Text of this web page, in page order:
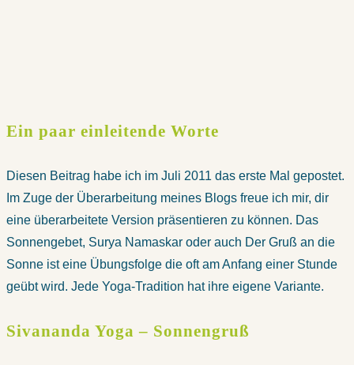
Ein paar einleitende Worte
Diesen Beitrag habe ich im Juli 2011 das erste Mal gepostet.
Im Zuge der Überarbeitung meines Blogs freue ich mir, dir
eine überarbeitete Version präsentieren zu können. Das
Sonnengebet, Surya Namaskar oder auch Der Gruß an die
Sonne ist eine Übungsfolge die oft am Anfang einer Stunde
geübt wird. Jede Yoga-Tradition hat ihre eigene Variante.
Sivananda Yoga – Sonnengruß